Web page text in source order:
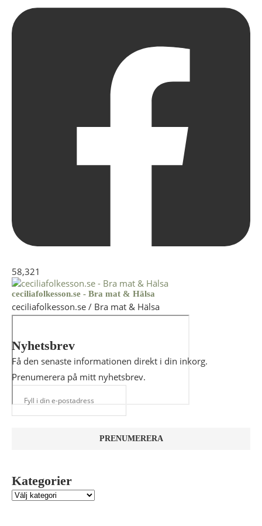
58,321
ceciliafolkesson.se - Bra mat & Hälsa
ceciliafolkesson.se / Bra mat & Hälsa
Nyhetsbrev
Få den senaste informationen direkt i din inkorg.
Prenumerera på mitt nyhetsbrev.
Kategorier